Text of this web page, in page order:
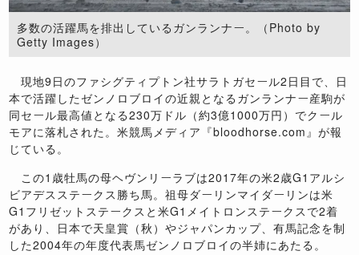
多数の活躍馬を排出しているガンランナー。（Photo by
Getty Images）
現地9日のファシグティプトン社サラトガセール2日目で、日
本で活躍したゼンノロブロイの近親となるガンランナー産駒が
同セール最高値となる230万ドル（約3億1000万円）でクール
モアに落札された。米競馬メディア『bloodhorse.com』が報
じている。
この1歳牡馬の母ヘヴンリーラブは2017年の米2歳G1アルシ
ビアデスステークス勝ち馬。祖母ダーリンマイダーリンは米
G1フリゼットステークスと米G1メイトロンステークスで2着
があり、日本で天皇賞（秋）やジャパンカップ、有馬記念を制
した2004年の年度代表馬ゼンノロブロイの半姉にあたる。